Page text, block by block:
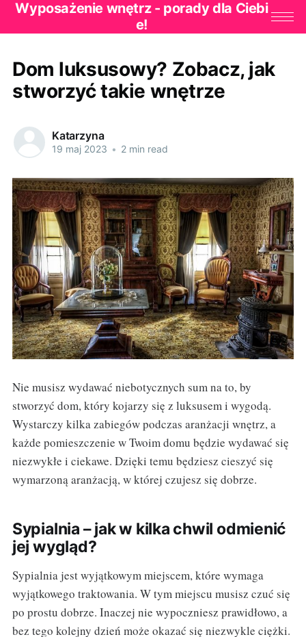
Wyposażenie wnętrz - porady dla Ciebi
e!
Dom luksusowy? Zobacz, jak
stworzyć takie wnętrze
Katarzyna
19 maj 2023 • 2 min read
Nie musisz wydawać niebotycznych sum na to, by
stworzyć dom, który kojarzy się z luksusem i wygodą.
Wystarczy kilka zabiegów podczas aranżacji wnętrz, a
każde pomieszczenie w Twoim domu będzie wydawać się
niezwykłe i ciekawe. Dzięki temu będziesz cieszyć się
wymarzoną aranżacją, w której czujesz się dobrze.
Sypialnia – jak w kilka chwil odmienić
jej wygląd?
Sypialnia jest wyjątkowym miejscem, które wymaga
wyjątkowego traktowania. W tym miejscu musisz czuć się
po prostu dobrze. Inaczej nie wypoczniesz prawidłowo, a
bez tego kolejny dzień może okazać się niezwykle ciężki.